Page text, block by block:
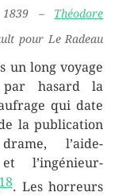
– Théodore
pour Le Radeau
un long voyage
par hasard la
qui date
la publication
l’aide-
l’ingénieur-
18. Les horreurs